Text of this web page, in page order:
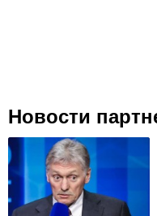
Новости